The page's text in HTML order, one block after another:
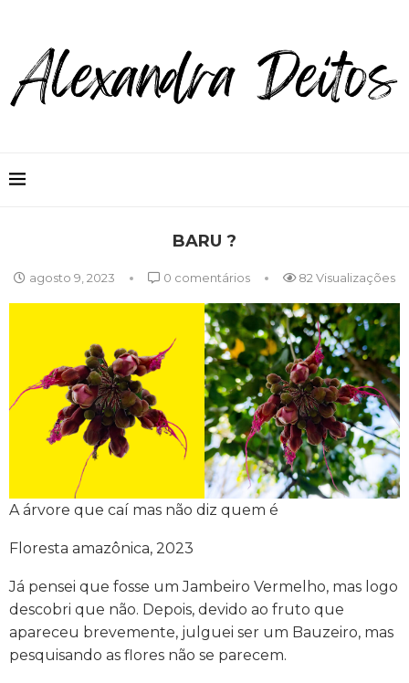
BARU ?
agosto 9, 2023 0 comentários 82 Visualizações
A árvore que caí mas não diz quem é
Floresta amazônica, 2023
Já pensei que fosse um Jambeiro Vermelho, mas logo
descobri que não. Depois, devido ao fruto que
apareceu brevemente, julguei ser um Bauzeiro, mas
pesquisando as flores não se parecem.